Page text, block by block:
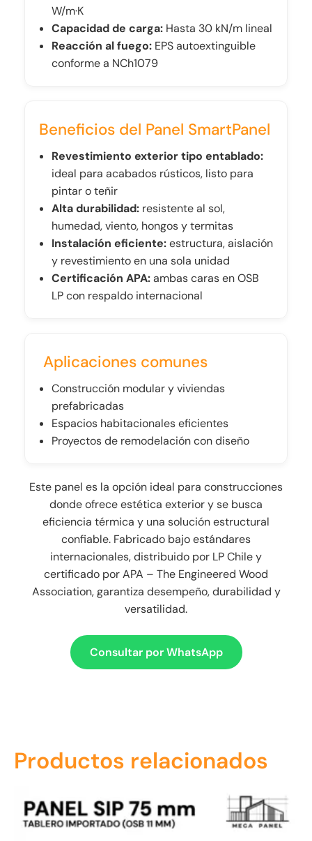
W/m·K
Capacidad de carga: Hasta 30 kN/m lineal
Reacción al fuego: EPS autoextinguible
conforme a NCh1079
Beneficios del Panel SmartPanel
Revestimiento exterior tipo entablado:
ideal para acabados rústicos, listo para
pintar o teñir
Alta durabilidad: resistente al sol,
humedad, viento, hongos y termitas
Instalación eficiente:estructura, aislación
y revestimiento en una sola unidad
Certificación APA:ambas caras en OSB
LP con respaldo internacional
Aplicaciones comunes
Construcción modular y viviendas
prefabricadas
Espacios habitacionales eficientes
Proyectos de remodelación con diseño
Este panel es la opción ideal para construcciones
donde ofrece estética exterior y se busca
eficiencia térmica y una solución estructural
confiable. Fabricado bajo estándares
internacionales, distribuido por LP Chile y
certificado por APA – The Engineered Wood
Association, garantiza desempeño, durabilidad y
versatilidad.
Consultar por WhatsApp
Productos relacionados